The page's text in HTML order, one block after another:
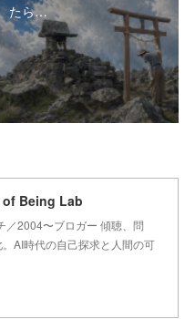
たら…
of Being Lab
／2004〜ブロガー 傾聴、問
AI時代の自己探求と人間の可